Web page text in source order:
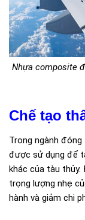
Nhựa composite
Chế tạo
Trong ngành
được sử dụng để
khác của tàu
trọng lượng nhẹ
hành và giảm chi